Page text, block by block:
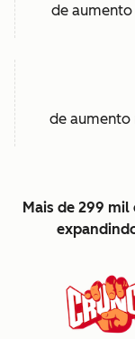
de
de aumento
Mais de 299 mil